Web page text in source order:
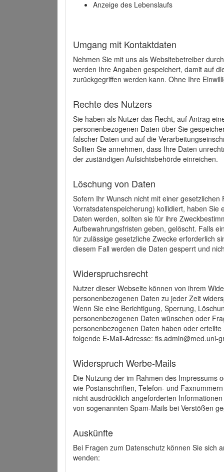
Anzeige des Lebenslaufs
Umgang mit Kontaktdaten
Nehmen Sie mit uns als Websitebetreiber
werden Ihre Angaben gespeichert, damit auf
zurückgegriffen werden kann. Ohne Ihre
Rechte des Nutzers
Sie haben als Nutzer das Recht, auf Antrag
personenbezogenen Daten über Sie
falscher Daten und auf die
Sollten Sie annehmen, dass Ihre Daten
der zuständigen Aufsichtsbehörde einreichen.
Löschung von Daten
Sofern Ihr Wunsch nicht mit einer
Vorratsdatenspeicherung) kollidiert, haben
Daten werden, sollten sie für ihre
Aufbewahrungsfristen geben, gelöscht. Falls
für zulässige gesetzliche Zwecke erforderlich
diesem Fall werden die Daten gesperrt und
Widerspruchsrecht
Nutzer dieser Webseite können von ihrem
personenbezogenen Daten zu jeder Zeit
Wenn Sie eine Berichtigung, Sperrung,
personenbezogenen Daten wünschen oder
personenbezogenen Daten haben oder
folgende E-Mail-Adresse: fis.admin@med.uni-
Widerspruch Werbe-Mails
Die Nutzung der im Rahmen des Impressums
wie Postanschriften, Telefon- und
nicht ausdrücklich angeforderten
von sogenannten Spam-Mails bei Verstößen
Auskünfte
Bei Fragen zum Datenschutz können Sie sich
wenden: